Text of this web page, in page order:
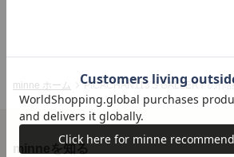
minne ホーム PICACHAN113'S GALLERY の作
minneを知る